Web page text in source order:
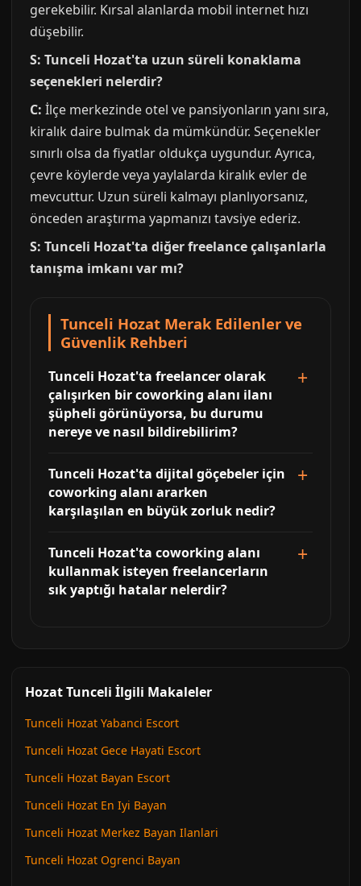
gerekebilir. Kırsal alanlarda mobil internet hızı
düşebilir.
S: Tunceli Hozat'ta uzun süreli konaklama
seçenekleri nelerdir?
C: İlçe merkezinde otel ve pansiyonların yanı sıra,
kiralık daire bulmak da mümkündür. Seçenekler
sınırlı olsa da fiyatlar oldukça uygundur. Ayrıca,
çevre köylerde veya yaylalarda kiralık evler de
mevcuttur. Uzun süreli kalmayı planlıyorsanız,
önceden araştırma yapmanızı tavsiye ederiz.
S: Tunceli Hozat'ta diğer freelance çalışanlarla
tanışma imkanı var mı?
Tunceli Hozat Merak Edilenler ve
Güvenlik Rehberi
Tunceli Hozat'ta freelancer olarak
çalışırken bir coworking alanı ilanı
şüpheli görünüyorsa, bu durumu
nereye ve nasıl bildirebilirim?
Tunceli Hozat'ta dijital göçebeler için
coworking alanı ararken
karşılaşılan en büyük zorluk nedir?
Tunceli Hozat'ta coworking alanı
kullanmak isteyen freelancerların
sık yaptığı hatalar nelerdir?
Hozat Tunceli İlgili Makaleler
Tunceli Hozat Yabanci Escort
Tunceli Hozat Gece Hayati Escort
Tunceli Hozat Bayan Escort
Tunceli Hozat En Iyi Bayan
Tunceli Hozat Merkez Bayan Ilanlari
Tunceli Hozat Ogrenci Bayan